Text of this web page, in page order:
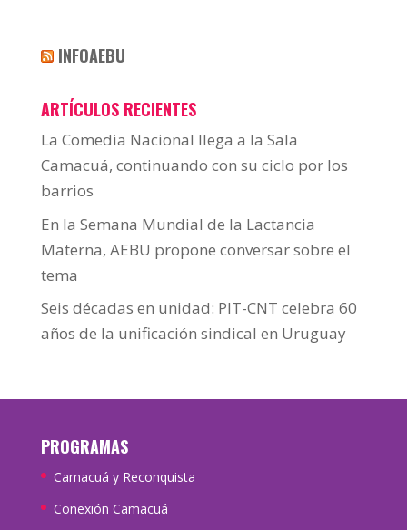
INFOAEBU
ARTÍCULOS RECIENTES
La Comedia Nacional llega a la Sala
Camacuá, continuando con su ciclo por los
barrios
En la Semana Mundial de la Lactancia
Materna, AEBU propone conversar sobre el
tema
Seis décadas en unidad: PIT-CNT celebra 60
años de la unificación sindical en Uruguay
PROGRAMAS
Camacuá y Reconquista
Conexión Camacuá